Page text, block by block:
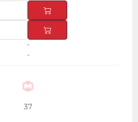
-
-
37